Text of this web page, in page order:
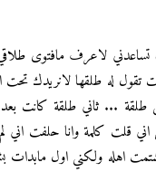
تساعدني لاعرف مافتوى
تقول له طلقها لانريدك
... ثاني طلقة كانت بعد
اني قلت كلمة وانا حلفت
اهله ولكني اول